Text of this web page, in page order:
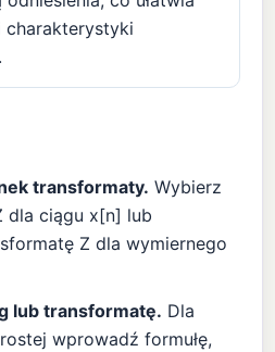
charakterystyki
transformaty. Wybierz
dla ciągu x[n] lub
Z dla wymiernego
lub transformatę. Dla
wprowadź formułę,